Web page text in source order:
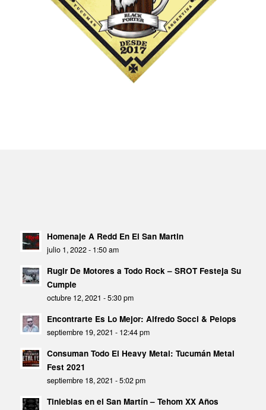
Homenaje A Redd En El San Martin
julio 1, 2022 - 1:50 am
Rugir De Motores a Todo Rock – SROT Festeja Su
Cumple
octubre 12, 2021 - 5:30 pm
Encontrarte Es Lo Mejor: Alfredo Socci & Pelops
septiembre 19, 2021 - 12:44 pm
Consuman Todo El Heavy Metal: Tucumán Metal
Fest 2021
septiembre 18, 2021 - 5:02 pm
Tinieblas en el San Martín – Tehom XX Años